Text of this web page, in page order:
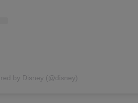
by Disney (@disney)